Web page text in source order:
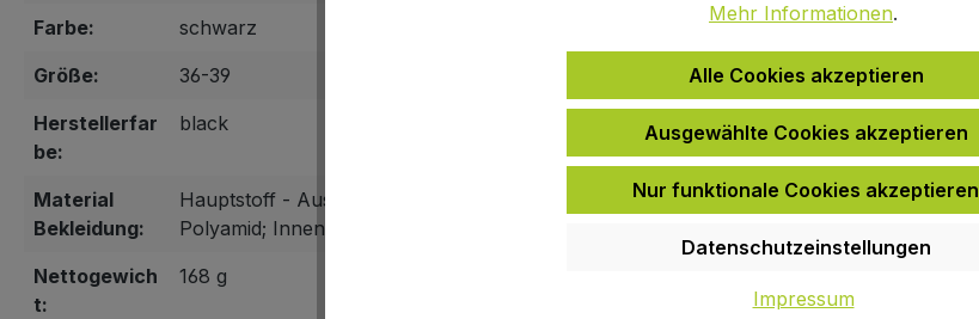
Farbe:
schwarz
Größe:
36-39
Herstellerfar
be:
black
Material
Bekleidung:
Hauptstoff - Aussenseite: 100% Polyamid; Innenseite: 100%
Polyamid; Innenteil: 100% Elastodien, Vers
Nettogewich
t:
168 g
Mehr Informationen.
Alle Cookies akzeptieren
Ausgewählte Cookies akzeptieren
Nur funktionale Cookies akzeptieren
Datenschutzeinstellungen
Impressum